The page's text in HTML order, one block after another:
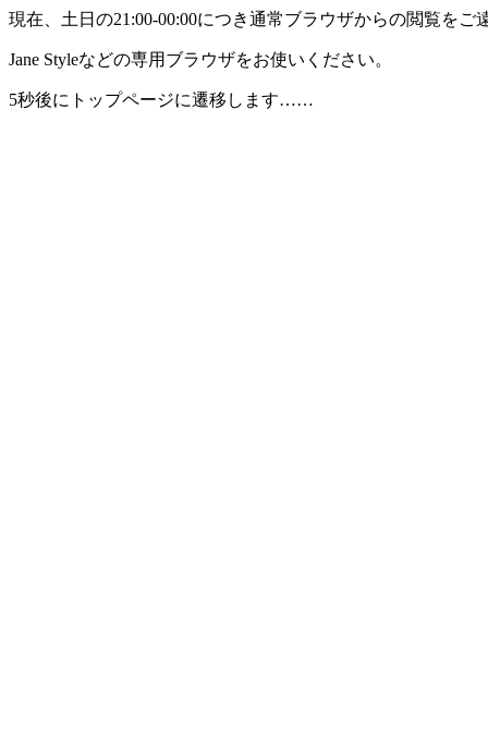
現在、土日の21:00-00:00につき通常ブラウザからの閲覧をご
Jane Styleなどの専用ブラウザをお使いください。
5秒後にトップページに遷移します……